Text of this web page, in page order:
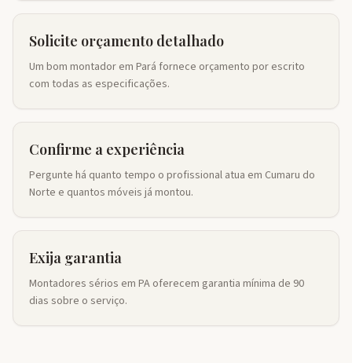
Solicite orçamento detalhado
Um bom montador em Pará fornece orçamento por escrito
com todas as especificações.
Confirme a experiência
Pergunte há quanto tempo o profissional atua em Cumaru do
Norte e quantos móveis já montou.
Exija garantia
Montadores sérios em PA oferecem garantia mínima de 90
dias sobre o serviço.